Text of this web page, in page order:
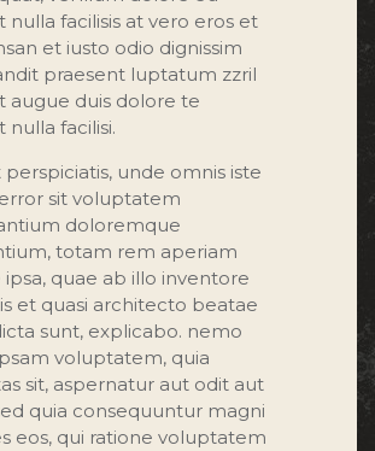
nulla facilisis at vero eros et
et iusto odio dignissim
praesent luptatum zzril
augue duis dolore te
nulla facilisi.
perspiciatis, unde omnis iste
sit voluptatem
doloremque
totam rem aperiam
ipsa, quae ab illo inventore
et quasi architecto beatae
sunt, explicabo. nemo
voluptatem, quia
sit, aspernatur aut odit aut
quia consequuntur magni
eos, qui ratione voluptatem